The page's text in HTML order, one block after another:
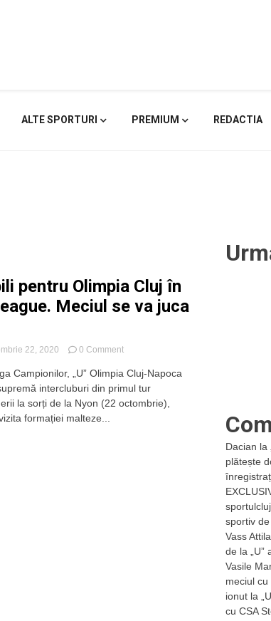
ALTE SPORTURI PREMIUM REDACTIA
pentru Olimpia Cluj în
Meciul se va juca
22, 2020 0 Commenton
favorabili
pentru
Olimpia
Campionilor, „U” Olimpia Cluj-Napoca
intercluburi din primul tur
la sorți de la Nyon (22 octombrie),
formației malteze...
Dacian la
plătește
sportiv
Vass Attila
de la „U”
Vasile
meciul cu
ionut la
cu CSA